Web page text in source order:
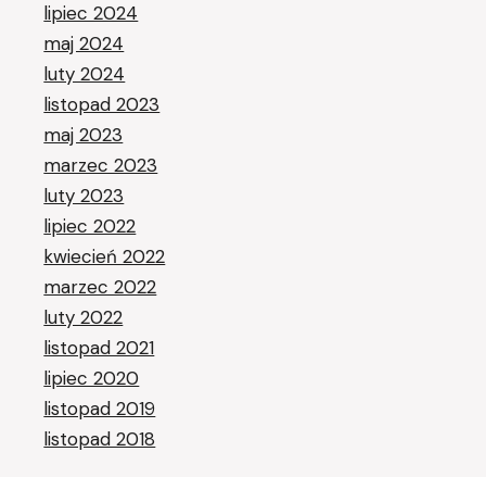
lipiec 2024
maj 2024
luty 2024
listopad 2023
maj 2023
marzec 2023
luty 2023
lipiec 2022
kwiecień 2022
marzec 2022
luty 2022
listopad 2021
lipiec 2020
listopad 2019
listopad 2018